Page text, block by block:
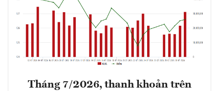
Tháng 7/2026, thanh khoản trên